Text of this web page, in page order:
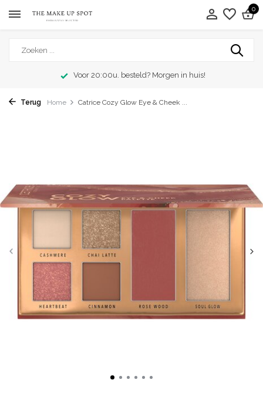
0
Voor 20:00u. besteld? Morgen in huis!
Terug Home Catrice Cozy Glow Eye & Cheek ...